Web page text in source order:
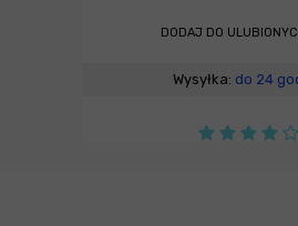
DODAJ DO
Wysyłka: do 24